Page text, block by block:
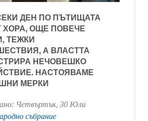
ДЕН ПО ПЪТИЩАТА
ХОРА, ОЩЕ ПОВЕЧЕ
ТЕЖКИ
А ВЛАСТТА
НЕЧОВЕШКО
НАСТОЯВАМЕ
МЕРКИ
Четвъртък, 30 Юли
събрание